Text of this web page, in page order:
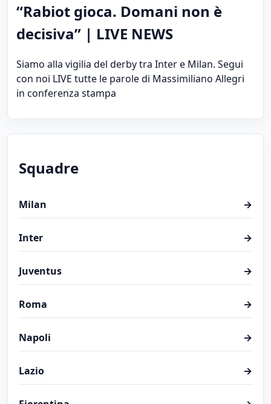
“Rabiot gioca. Domani non è
decisiva” | LIVE NEWS
Siamo alla vigilia del derby tra Inter e Milan. Segui
con noi LIVE tutte le parole di Massimiliano Allegri
in conferenza stampa
Squadre
Milan →
Inter →
Juventus →
Roma →
Napoli →
Lazio →